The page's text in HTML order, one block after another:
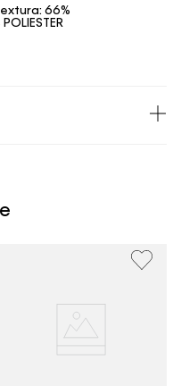
66%
tras la recepción.
en ropa interior y